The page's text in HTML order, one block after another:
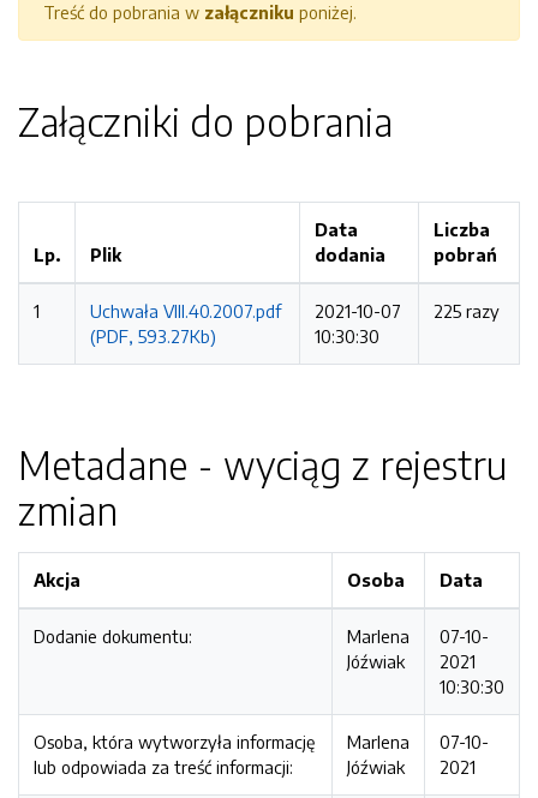
Treść do pobrania w załączniku poniżej.
Załączniki do pobrania
Lp. Plik
Data
dodania
Liczba
pobrań
1
Uchwała VIII.40.2007.pdf
(PDF, 593.27Kb)
2021-10-07
10:30:30
225 razy
Metadane - wyciąg z rejestru
zmian
Akcja Osoba Data
Dodanie dokumentu:
Marlena
Jóźwiak
07-10-
2021
10:30:30
Osoba, która wytworzyła informację
lub odpowiada za treść informacji:
Marlena
Jóźwiak
07-10-
2021